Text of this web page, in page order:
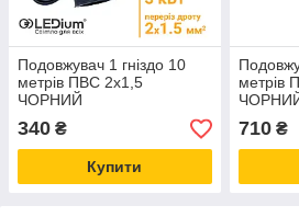
Подовжувач 1 гніздо 10
метрів ПВС 2х1,5
ЧОРНИЙ
340 ₴
Купити
метрів
710₴